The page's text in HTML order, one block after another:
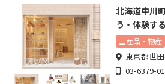
北海道中川
う・体験する
土産品・物産
東京都世
03-6379-